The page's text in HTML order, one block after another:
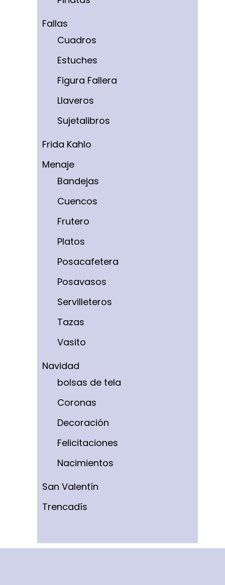
Fallas
Cuadros
Estuches
Figura Fallera
Llaveros
Sujetalibros
Frida Kahlo
Menaje
Bandejas
Cuencos
Frutero
Platos
Posacafetera
Posavasos
Servilleteros
Tazas
Vasito
Navidad
bolsas de tela
Coronas
Decoración
Felicitaciones
Nacimientos
San Valentín
Trencadís